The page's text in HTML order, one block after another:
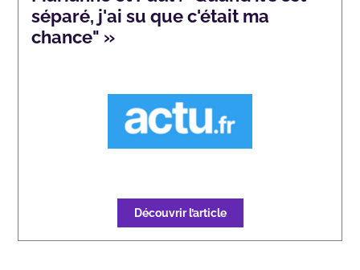
séparé, j'ai su que c'était ma
chance" »
Découvrir l’article